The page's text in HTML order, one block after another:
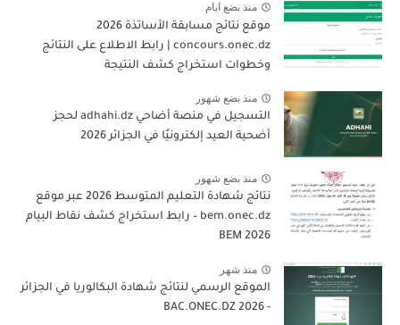
منذ بضع ايام
موقع نتائج مسابقة الأساتذة 2026
concours.onec.dz | رابط الاطلاع على النتائج
وخطوات استخراج كشف النتيجة
منذ بضع شهور
التسجيل في منصة أضاحي adhahi.dz لحجز
أضحية العيد إلكترونيًا في الجزائر 2026
منذ بضع شهور
نتائج شهادة التعليم المتوسط 2026 عبر موقع
bem.onec.dz – رابط استخراج كشف نقاط البيام
BEM 2026
منذ شهر
الموقع الرسمي لنتائج شهادة البكالوريا في الجزائر
- 2026 BAC.ONEC.DZ